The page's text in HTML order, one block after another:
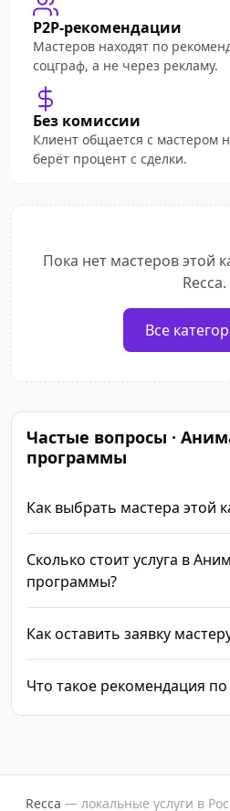
P2P-рекомендации
Мастеров находят по
соцграф, а не через рекламу.
Без комиссии
Клиент общается с мастером
берёт процент с сделки.
Пока нет мастеров этой
Recca.
Все
Частые вопросы ·
программы
Как выбрать мастера этой
Сколько стоит услуга в
программы?
Как оставить заявку
Что такое рекомендация
Recca — локальные услуги в